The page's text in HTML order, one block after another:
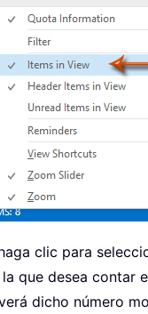
clic para
que desea contar
dicho número